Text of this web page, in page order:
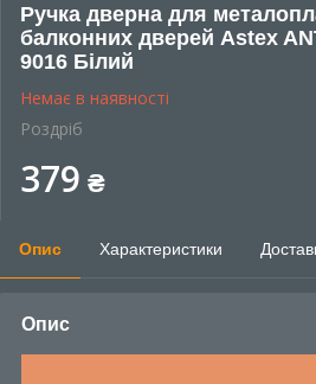
Ручка дверна для
балконних дверей Astex
9016 Білий
Немає в наявності
Роздріб
379 ₴
Опис Характеристики
Опис